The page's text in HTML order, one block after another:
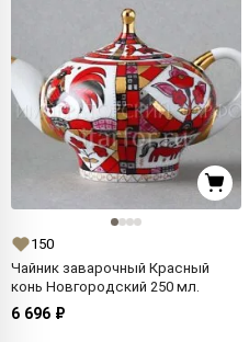
150
Чайник заварочный Красный
конь Новгородский 250 мл.
6 696 ₽